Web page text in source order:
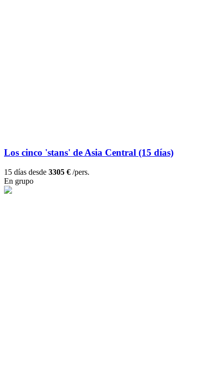
Los cinco 'stans' de Asia Central (15 días)
15 días desde 3305 € /pers.
En grupo